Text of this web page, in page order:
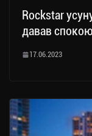
Rockstar
давав
17.06.2023